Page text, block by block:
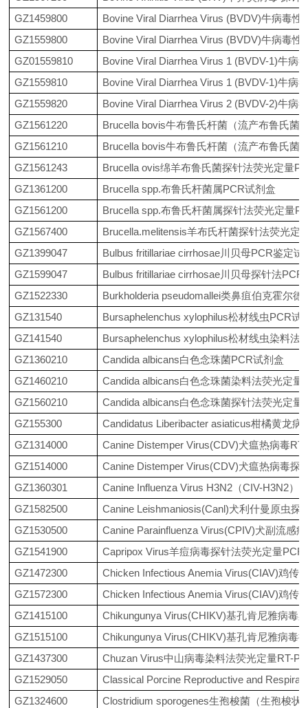
GZ1459800
Bovine Viral Diarrhea Virus (BVDV)牛病毒
GZ1559800
Bovine Viral Diarrhea Virus (BVDV)牛病毒
GZ01559810
Bovine Viral Diarrhea Virus 1 (BVDV-1)牛病
GZ1559810
Bovine Viral Diarrhea Virus 1 (BVDV-1)牛病
GZ1559820
Bovine Viral Diarrhea Virus 2 (BVDV-2)牛病
GZ1561220
Brucella bovis牛布鲁氏杆菌（流产布鲁氏菌
GZ1561210
Brucella bovis牛布鲁氏杆菌（流产布鲁氏菌
GZ1561243
Brucella ovis绵羊布鲁氏菌探针法荧光定量
GZ1361200
Brucella spp.布鲁氏杆菌属PCR试剂盒
GZ1561200
Brucella spp.布鲁氏杆菌属探针法荧光定量
GZ1567400
Brucella.melitensis羊布氏杆菌探针法荧光定
GZ1399047
Bulbus fritillariae cirrhosae川贝母PCR鉴定试
GZ1599047
Bulbus fritillariae cirrhosae川贝母探针法PCR
GZ1522330
Burkholderia pseudomallei类鼻疽伯克霍尔
GZ131540
Bursaphelenchus xylophilus松材线虫PCR试
GZ141540
Bursaphelenchus xylophilus松材线虫染料法
GZ1360210
Candida albicans白色念珠菌PCR试剂盒
GZ1460210
Candida albicans白色念珠菌染料法荧光定量
GZ1560210
Candida albicans白色念珠菌探针法荧光定量
GZ155300
Candidatus Liberibacter asiaticus柑橘黄龙
GZ1314000
Canine Distemper Virus(CDV)犬瘟热病毒
GZ1514000
Canine Distemper Virus(CDV)犬瘟热病毒探
GZ1360301
Canine Influenza Virus H3N2（CIV-H3N2）
GZ1582500
Canine Leishmaniosis(Canl)犬利什曼原虫探
GZ1530500
Canine Parainfluenza Virus(CPIV)犬副流感
GZ1541900
Capripox Virus羊痘病毒探针法荧光定量PCR
GZ1472300
Chicken Infectious Anemia Virus(CIAV)鸡传
GZ1572300
Chicken Infectious Anemia Virus(CIAV)鸡传
GZ1415100
Chikungunya Virus(CHIKV)基孔肯尼雅病毒
GZ1515100
Chikungunya Virus(CHIKV)基孔肯尼雅病毒
GZ1437300
Chuzan Virus中山病毒染料法荧光定量RT-
GZ1529050
Classical Porcine Reproductive and
GZ1324600
Clostridium sporogenes生孢梭菌（生孢梭状